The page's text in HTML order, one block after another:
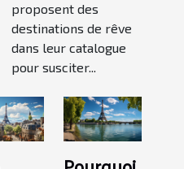
proposent des
destinations de rêve
dans leur catalogue
pour susciter...